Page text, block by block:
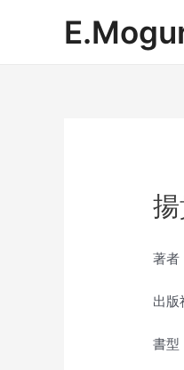
著者
出版
書型